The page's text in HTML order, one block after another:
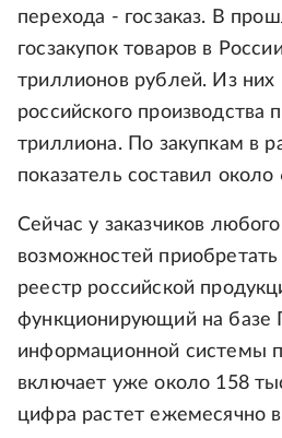
перехода - госзаказ. В
госзакупок товаров в
триллионов рублей. Из них
российского производства
триллиона. По закупкам в
показатель составил
Сейчас у заказчиков
возможностей приобретать
реестр российской
функционирующий на базе
информационной системы
включает уже около 158
цифра растет ежемесячно